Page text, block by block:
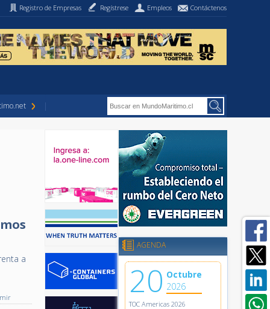
Registro de Empresas Regístrese Empleos Contáctenos
a
AGENDA
20 Octubre
2026
TOC Americas 2026